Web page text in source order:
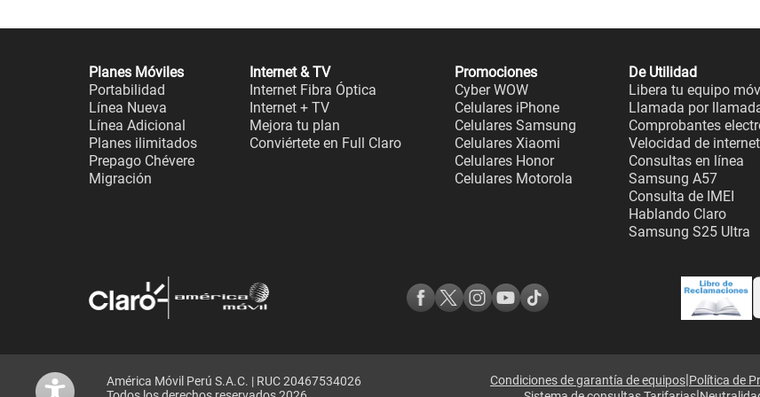
Planes Móviles
Portabilidad
Línea Nueva
Línea Adicional
Planes ilimitados
Prepago Chévere
Migración
Internet & TV
Internet Fibra Óptica
Internet + TV
Mejora tu plan
Conviértete en Full Claro
Promociones
Cyber WOW
Celulares iPhone
Celulares Samsung
Celulares Xiaomi
Celulares Honor
Celulares Motorola
De Utilidad
Libera tu equipo
Llamada por
Comprobantes
Velocidad de internet
Consultas en línea
Samsung A57
Consulta de IMEI
Hablando Claro
Samsung S25 Ultra
América Móvil Perú S.A.C. | RUC 20467534026
Condiciones de garantía de equipos|Política de